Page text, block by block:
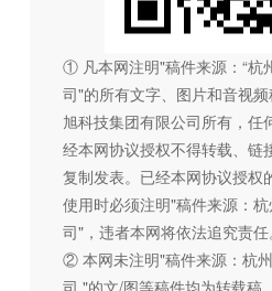
① 凡本网注明"稿件来源：“杭
司"的所有文字、图片和音视
旭科技集团有限公司所有，任
经本网协议授权不得转载、链
复制发表。已经本网协议授权
使用时必须注明"稿件来源：
司"，违者本网将依法追究责任
② 本网未注明"稿件来源：杭